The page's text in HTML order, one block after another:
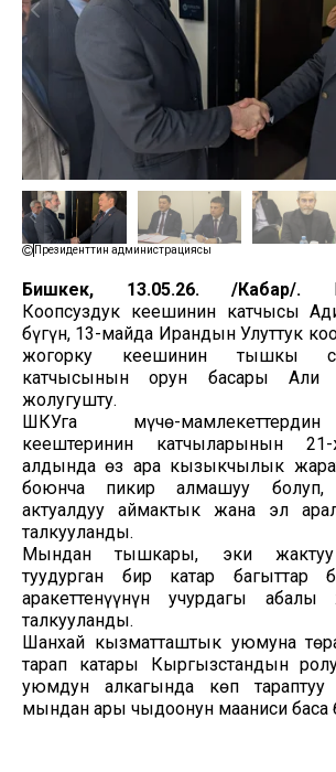
Президенттин администрациясы
Бишкек, 13.05.26. /Кабар/.
Коопсуздук кеңешинин катчысы
бүгүн, 13-майда Ирандын Улуттук
жогорку кеңешинин тышкы
катчысынын орун басары Али
жолугушту.
ШКУга мүчө-
кеңештеринин катчыларынын 21-
алдында өз ара кызыкчылык
боюнча пикир алмашуу
актуалдуу аймактык жана эл
талкууланды.
Мындан тышкары, эки
туудурган бир катар багыттар
аракеттенүүнүн учурдагы абалы
талкууланды.
Шанхай кызматташтык уюмуна
тарап катары Кыргызстандын
уюмдун алкагында көп тараптуу
мындан ары чыңдоонун мааниси баса